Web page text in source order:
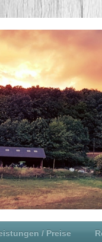
/ Preise